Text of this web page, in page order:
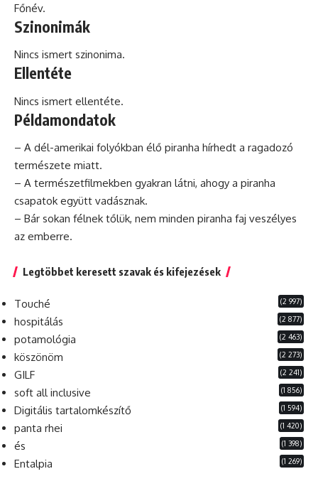
Főnév.
Szinonimák
Nincs ismert szinonima.
Ellentéte
Nincs ismert ellentéte.
Példamondatok
– A dél-amerikai folyókban élő piranha hírhedt a ragadozó
természete miatt.
– A természetfilmekben gyakran látni, ahogy a piranha
csapatok együtt vadásznak.
– Bár sokan félnek tőlük, nem minden piranha faj veszélyes
az emberre.
Legtöbbet keresett szavak és kifejezések
Touché (2 997)
hospitálás (2 877)
potamológia (2 463)
köszönöm (2 273)
GILF (2 241)
soft all inclusive (1 856)
Digitális tartalomkészítő (1 594)
panta rhei (1 420)
és (1 398)
Entalpia (1 269)